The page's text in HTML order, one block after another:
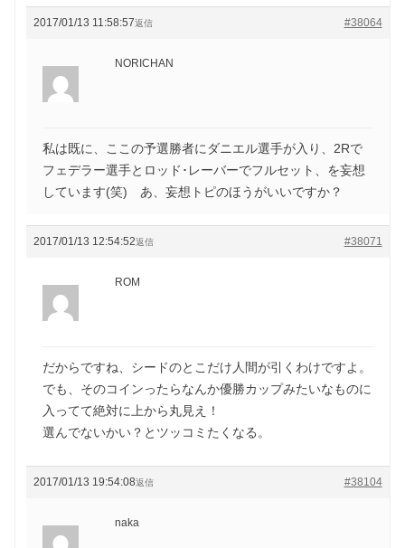
2017/01/13 11:58:57 #38064
返信
NORICHAN
私は既に、ここの予選勝者にダニエル選手が入り、2Rで
フェデラー選手とロッド･レーバーでフルセット、を妄想
しています(笑) あ、妄想トピのほうがいいですか？
2017/01/13 12:54:52 #38071
返信
ROM
だからですね、シードのとこだけ人間が引くわけですよ。
でも、そのコインったらなんか優勝カップみたいなものに
入ってて絶対に上から丸見え！
選んでないかい？とツッコミたくなる。
2017/01/13 19:54:08 #38104
返信
naka